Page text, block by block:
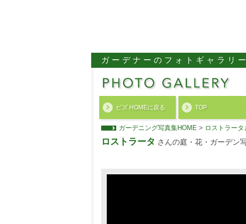
ガーデナーのフォトギャラリー
ビズ HOMEに戻る TOP
ガーデニング写真集HOME > ロストラー
ロストラータ さんの庭・花・ガーデン